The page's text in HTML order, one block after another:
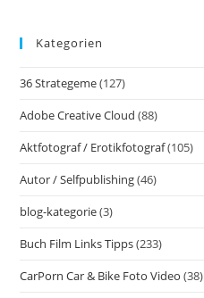
Kategorien
36 Strategeme(127)
Adobe Creative Cloud (88)
Aktfotograf / Erotikfotograf(105)
Autor / Selfpublishing(46)
blog-kategorie(3)
Buch Film Links Tipps(233)
CarPorn Car & Bike Foto Video (38)